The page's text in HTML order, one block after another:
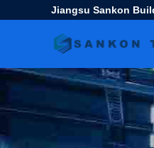
Jiangsu Sankon